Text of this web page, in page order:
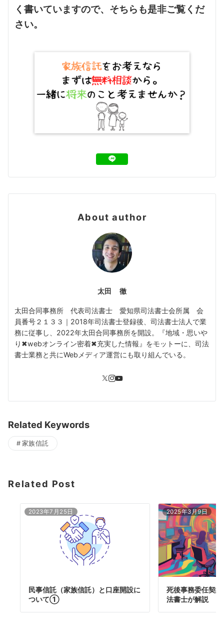
く書いていますので、そちらも是非ご覧くだ
さい。
About author
太田 徹
太田合同事務所 代表司法書士 愛知県司法書士会所属 会
員番号２１３３｜2018年司法書士登録後、司法書士法人で業
務に従事し、2022年太田合同事務所を開設。『地域・思いや
り✖︎webオンライン密着✖︎充実した情報』をモットーに、司法
書士業務と共にWebメディア運営にも取り組んでいる。
Related Keywords
家族信託
Related Post
2023年7月25日
民事信託（家族信託）と口座開設に
ついて①
2025年3月9日
死後事務委任契
法書士が解説